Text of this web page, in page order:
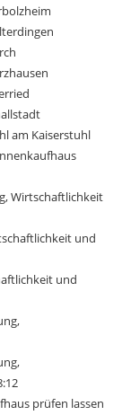
am Kaiserstuhl
Wirtschaftlichkeit
und
und
prüfen lassen